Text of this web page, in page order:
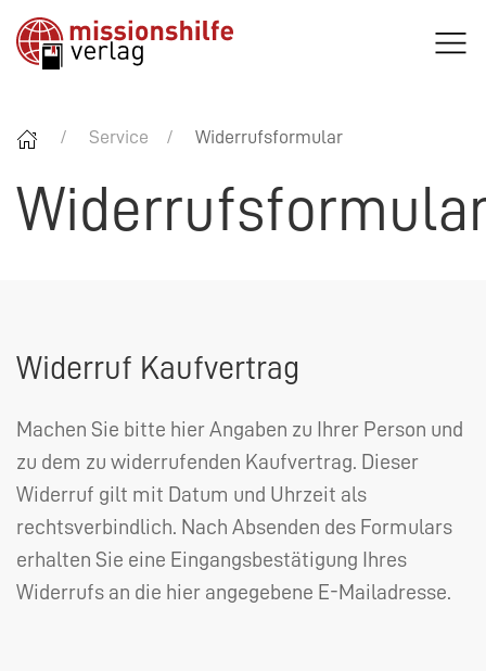
Service Widerrufsformular
Widerruf Kaufvertrag
Machen Sie bitte hier Angaben zu Ihrer Person und
zu dem zu widerrufenden Kaufvertrag. Dieser
Widerruf gilt mit Datum und Uhrzeit als
rechtsverbindlich. Nach Absenden des Formulars
erhalten Sie eine Eingangsbestätigung Ihres
Widerrufs an die hier angegebene E-Mailadresse.